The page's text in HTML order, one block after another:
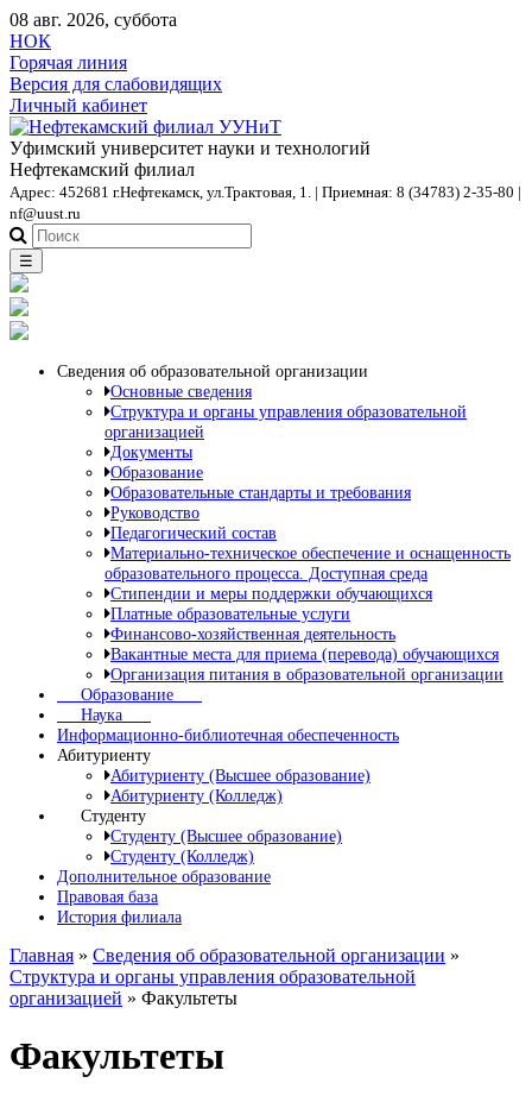
08 авг. 2026, суббота
НОК
Горячая линия
Версия для слабовидящих
Личный кабинет
Уфимский университет науки и технологий
Нефтекамский филиал
Адрес: 452681 г.Нефтекамск, ул.Трактовая, 1. | Приемная: 8 (34783) 2-35-80 |
nf@uust.ru
☰
Сведения об образовательной организации
Основные сведения
Структура и органы управления образовательной
организацией
Документы
Образование
Образовательные стандарты и требования
Руководство
Педагогический состав
Материально-техническое обеспечение и оснащенность
образовательного процесса. Доступная среда
Стипендии и меры поддержки обучающихся
Платные образовательные услуги
Финансово-хозяйственная деятельность
Вакантные места для приема (перевода) обучающихся
Организация питания в образовательной организации
Образование
Наука
Информационно-библиотечная обеспеченность
Абитуриенту
Абитуриенту (Высшее образование)
Абитуриенту (Колледж)
Студенту
Студенту (Высшее образование)
Студенту (Колледж)
Дополнительное образование
Правовая база
История филиала
Главная » Сведения об образовательной организации »
Структура и органы управления образовательной
организацией » Факультеты
Факультеты